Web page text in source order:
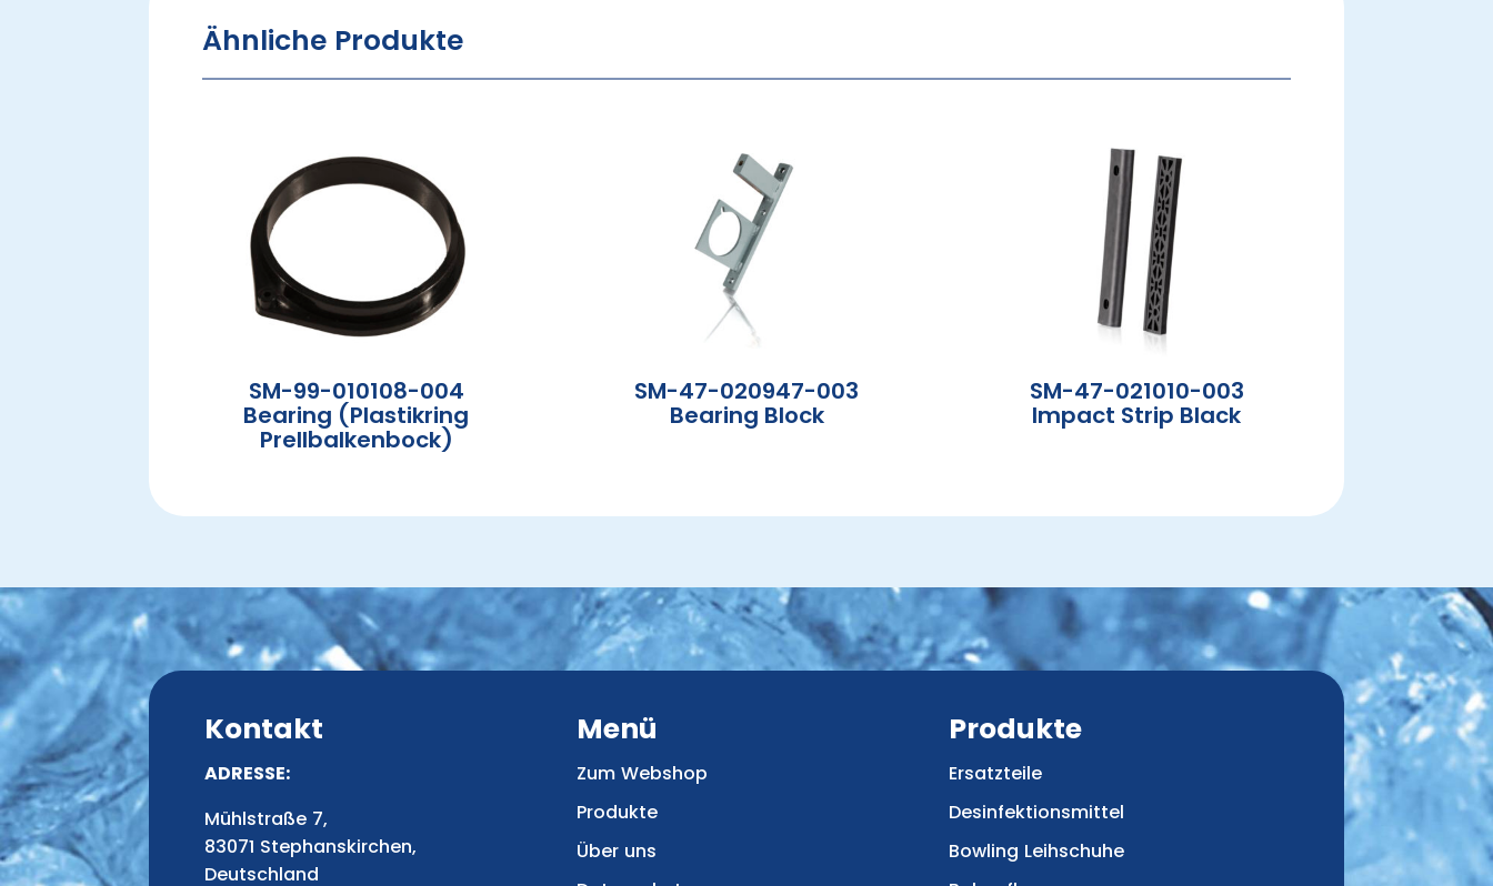
Ähnliche Produkte
SM-99-010108-004
Bearing (Plastikring
Prellbalkenbock)
SM-47-020947-003
Bearing Block
SM-47-021010-003
Impact Strip Black
Kontakt
ADRESSE:
Mühlstraße 7,
83071 Stephanskirchen,
Deutschland
Menü
Zum Webshop
Produkte
Über uns
Produkte
Ersatzteile
Desinfektionsmittel
Bowling Leihschuhe